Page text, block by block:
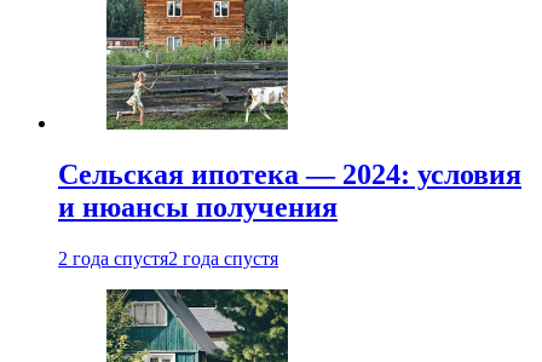
Сельская ипотека — 2024: условия
и нюансы получения
2 года спустя2 года спустя